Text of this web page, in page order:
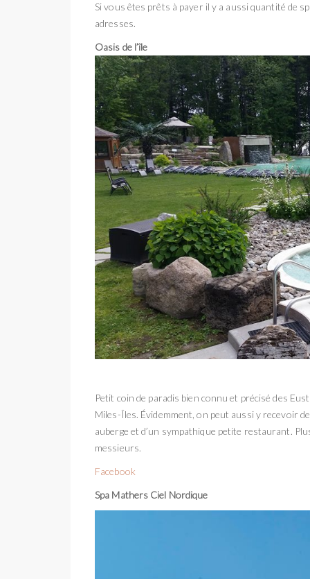
Si vous êtes prêts à payer il y a aussi quantité de
adresses.
Oasis de l’île
Petit coin de paradis bien connu et précisé des
Miles-Îles. Évidemment, on peut aussi y recevoir
auberge et d’un sympathique petite restaurant.
messieurs.
Facebook
Spa Mathers Ciel Nordique